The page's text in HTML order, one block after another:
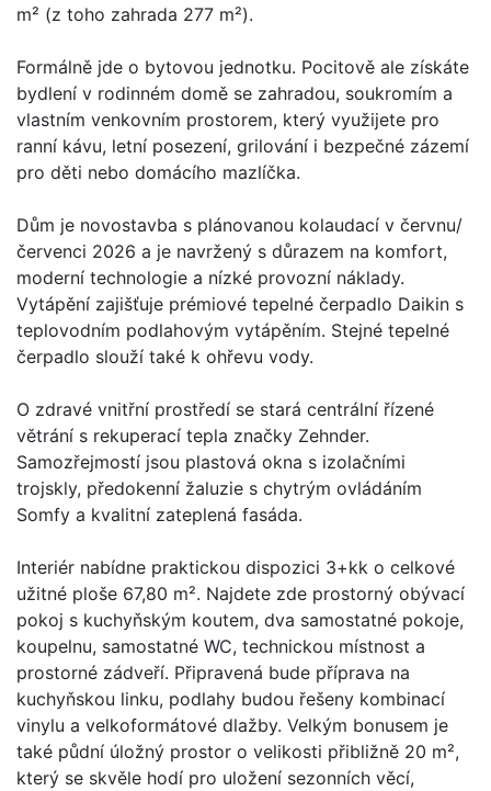
m² (z toho zahrada 277 m²).
Formálně jde o bytovou jednotku. Pocitově ale získáte
bydlení v rodinném domě se zahradou, soukromím a
vlastním venkovním prostorem, který využijete pro
ranní kávu, letní posezení, grilování i bezpečné zázemí
pro děti nebo domácího mazlíčka.
Dům je novostavba s plánovanou kolaudací v červnu/
červenci 2026 a je navržený s důrazem na komfort,
moderní technologie a nízké provozní náklady.
Vytápění zajišťuje prémiové tepelné čerpadlo Daikin s
teplovodním podlahovým vytápěním. Stejné tepelné
čerpadlo slouží také k ohřevu vody.
O zdravé vnitřní prostředí se stará centrální řízené
větrání s rekuperací tepla značky Zehnder.
Samozřejmostí jsou plastová okna s izolačními
trojskly, předokenní žaluzie s chytrým ovládáním
Somfy a kvalitní zateplená fasáda.
Interiér nabídne praktickou dispozici 3+kk o celkové
užitné ploše 67,80 m². Najdete zde prostorný obývací
pokoj s kuchyňským koutem, dva samostatné pokoje,
koupelnu, samostatné WC, technickou místnost a
prostorné zádveří. Připravená bude příprava na
kuchyňskou linku, podlahy budou řešeny kombinací
vinylu a velkoformátové dlažby. Velkým bonusem je
také půdní úložný prostor o velikosti přibližně 20 m²,
který se skvěle hodí pro uložení sezonních věcí,